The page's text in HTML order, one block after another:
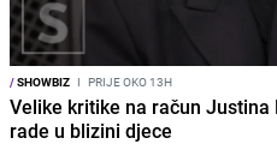
/SHOWBIZ I PRIJE OKO 13H
Velike kritike na račun Justina
rade u blizini djece